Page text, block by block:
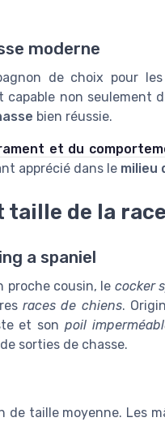
moderne
de choix pour
non seulement
bien réussie.
et du
apprécié dans le milieu
de la race
a spaniel
proche cousin, le cocker
races de chiens.
et son poil
sorties de chasse.
de taille moyenne. Les